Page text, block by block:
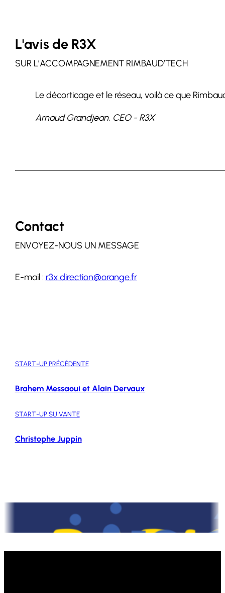
L'avis de R3X
SUR L’ACCOMPAGNEMENT RIMBAUD’TECH
Le décorticage et le réseau, voilà ce que
Arnaud Grandjean, CEO - R3X
Contact
ENVOYEZ-NOUS UN MESSAGE
E-mail : r3x.direction@orange.fr
START-UP PRÉCÉDENTE
Brahem Messaoui et Alain Dervaux
START-UP SUIVANTE
Christophe Juppin